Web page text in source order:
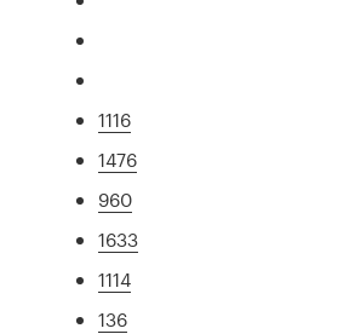
1116
1476
960
1633
1114
136